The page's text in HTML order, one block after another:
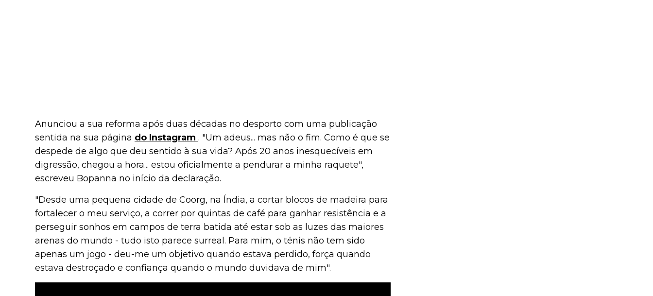
Anunciou a sua reforma após duas décadas no desporto com uma publicação
sentida na sua página do Instagram . "Um adeus... mas não o fim. Como é que se
despede de algo que deu sentido à sua vida? Após 20 anos inesquecíveis em
digressão, chegou a hora... estou oficialmente a pendurar a minha raquete",
escreveu Bopanna no início da declaração.
"Desde uma pequena cidade de Coorg, na Índia, a cortar blocos de madeira para
fortalecer o meu serviço, a correr por quintas de café para ganhar resistência e a
perseguir sonhos em campos de terra batida até estar sob as luzes das maiores
arenas do mundo - tudo isto parece surreal. Para mim, o ténis não tem sido
apenas um jogo - deu-me um objetivo quando estava perdido, força quando
estava destroçado e confiança quando o mundo duvidava de mim".